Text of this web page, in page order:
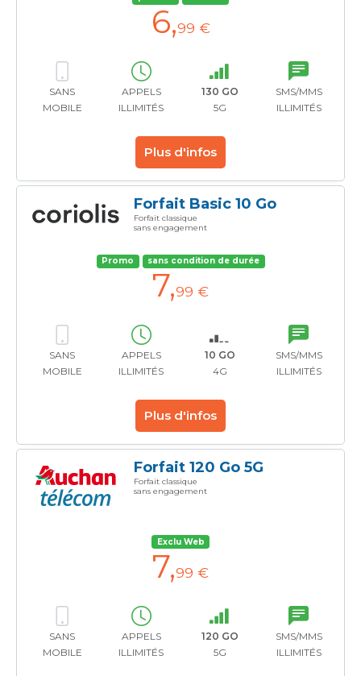
6,99 €
SANS
MOBILE
APPELS
ILLIMITÉS
130 GO
5G
SMS/MMS
ILLIMITÉS
Plus d'infos
Forfait Basic 10 Go
Forfait classique
sans engagement
Promo sans condition de durée
7,99 €
SANS
MOBILE
APPELS
ILLIMITÉS
10 GO
4G
SMS/MMS
ILLIMITÉS
Plus d'infos
Forfait 120 Go 5G
Forfait classique
sans engagement
Exclu Web
7,99 €
SANS
MOBILE
APPELS
ILLIMITÉS
120 GO
5G
SMS/MMS
ILLIMITÉS